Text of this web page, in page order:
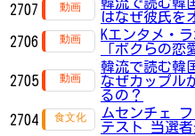
2707
はなぜ彼氏を
2706
Kエンタメ・
「ボクらの恋
2705
韓流で読む韓
なぜカップル
るの？
2704
ムセンチェ
テスト 当選者